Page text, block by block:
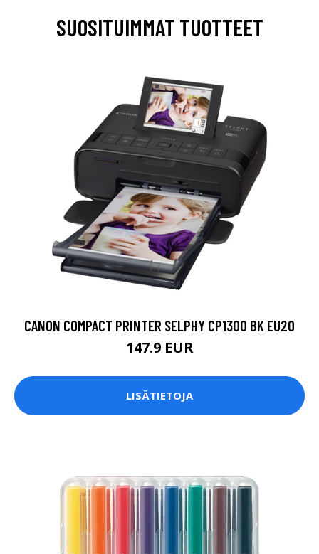
SUOSITUIMMAT TUOTTEET
CANON COMPACT PRINTER SELPHY CP1300 BK EU20
147.9 EUR
LISÄTIETOJA